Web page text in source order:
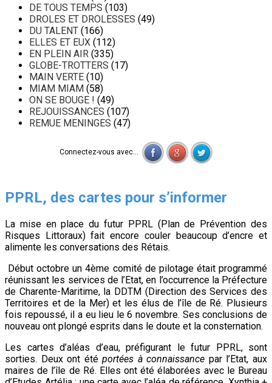
DE TOUS TEMPS (103)
DROLES ET DROLESSES (49)
DU TALENT (166)
ELLES ET EUX (112)
EN PLEIN AIR (335)
GLOBE-TROTTERS (17)
MAIN VERTE (10)
MIAM MIAM (58)
ON SE BOUGE ! (49)
REJOUISSANCES (107)
REMUE MENINGES (47)
Connectez-vous avec...
PPRL, des cartes pour s’informer
La mise en place du futur PPRL (Plan de Prévention des
Risques Littoraux) fait encore couler beaucoup d’encre et
alimente les conversations des Rétais.
Début octobre un 4ème comité de pilotage était programmé
réunissant les services de l’Etat, en l’occurrence la Préfecture
de Charente-Maritime, la DDTM (Direction des Services des
Territoires et de la Mer) et les élus de l’île de Ré. Plusieurs
fois repoussé, il a eu lieu le 6 novembre. Ses conclusions de
nouveau ont plongé esprits dans le doute et la consternation.
Les cartes d’aléas d’eau, préfigurant le futur PPRL, sont
sorties. Deux ont étéportées à connaissance par l’Etat, aux
maires de l’île de Ré. Elles ont été élaborées avec le Bureau